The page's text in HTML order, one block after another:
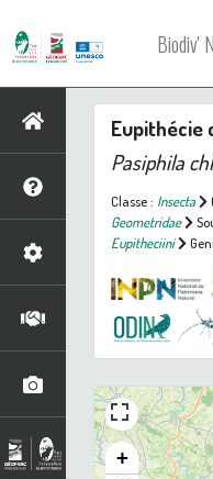
Biodiv'
Eupithécie
Pasiphila
Classe : Insecta
Geometridae
Eupitheciini
+